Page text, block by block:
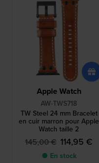
Apple Watch
AW-TWS718
TW Steel 24 mm Bracelet
en cuir marron pour Apple
Watch taille 2
145,00 € 114,95 €
● En stock